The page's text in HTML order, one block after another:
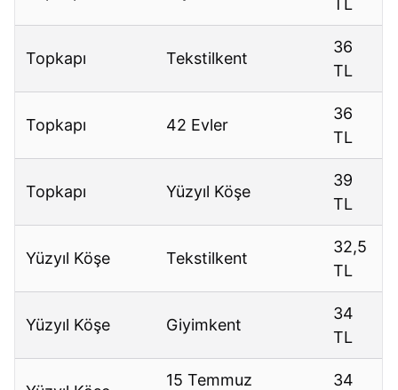
TL
Topkapı Tekstilkent
36
TL
Topkapı 42 Evler
36
TL
Topkapı Yüzyıl Köşe
39
TL
Yüzyıl Köşe Tekstilkent
32,5
TL
Yüzyıl Köşe Giyimkent
34
TL
15 Temmuz
34